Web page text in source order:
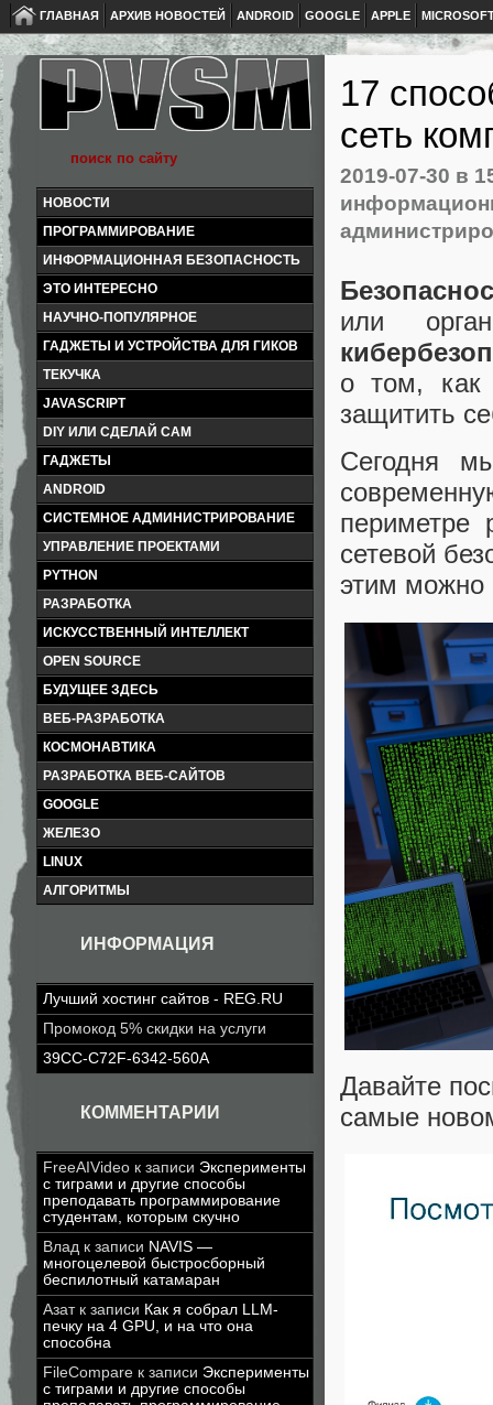
ГЛАВНАЯ АРХИВ НОВОСТЕЙ ANDROID GOOGLE APPLE
НОВОСТИ
ПРОГРАММИРОВАНИЕ
ИНФОРМАЦИОННАЯ БЕЗОПАСНОСТЬ
ЭТО ИНТЕРЕСНО
НАУЧНО-ПОПУЛЯРНОЕ
ГАДЖЕТЫ И УСТРОЙСТВА ДЛЯ ГИКОВ
ТЕКУЧКА
JAVASCRIPT
DIY ИЛИ СДЕЛАЙ САМ
ГАДЖЕТЫ
ANDROID
СИСТЕМНОЕ АДМИНИСТРИРОВАНИЕ
УПРАВЛЕНИЕ ПРОЕКТАМИ
PYTHON
РАЗРАБОТКА
ИСКУССТВЕННЫЙ ИНТЕЛЛЕКТ
OPEN SOURCE
БУДУЩЕЕ ЗДЕСЬ
ВЕБ-РАЗРАБОТКА
КОСМОНАВТИКА
РАЗРАБОТКА ВЕБ-САЙТОВ
GOOGLE
ЖЕЛЕЗО
LINUX
АЛГОРИТМЫ
ИНФОРМАЦИЯ
Лучший хостинг сайтов - REG.RU
Промокод 5% скидки на услуги
39CC-C72F-6342-560A
КОММЕНТАРИИ
FreeAIVideo к записи Эксперименты
с тиграми и другие способы
преподавать программирование
студентам, которым скучно
Влад к записи NAVIS —
многоцелевой быстросборный
беспилотный катамаран
Азатк записи Как я собрал LLM-
печку на 4 GPU, и на что она
способна
FileCompare к записи Эксперименты
с тиграми и другие способы
17
сеть
2019-07-30 в
или
о том, как
защитить
Сегодня
периметре
сетевой
этим можно
Давайте
самые